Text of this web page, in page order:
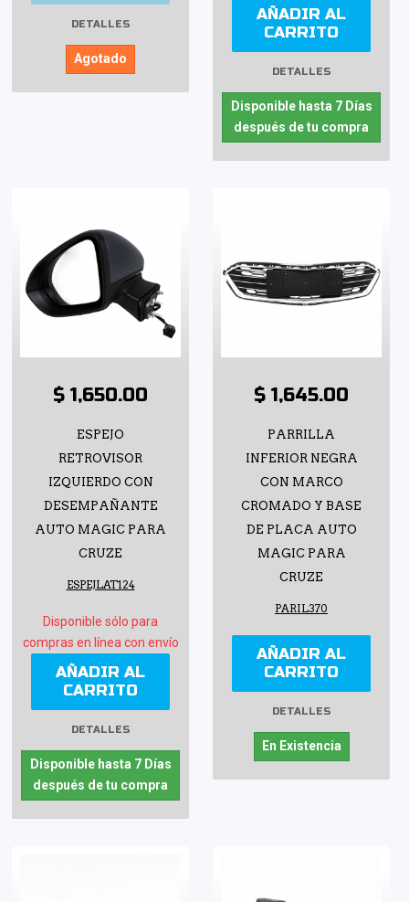
DETALLES
Agotado
AÑADIR AL
CARRITO
DETALLES
Disponible hasta 7 Días
después de tu compra
$ 1,650.00
ESPEJO
RETROVISOR
IZQUIERDO CON
DESEMPAÑANTE
AUTO MAGIC PARA
CRUZE
ESPEJLAT124
Disponible sólo para
compras en línea con envío
AÑADIR AL
CARRITO
DETALLES
Disponible hasta 7 Días
después de tu compra
$ 1,645.00
PARRILLA
INFERIOR NEGRA
CON MARCO
CROMADO Y BASE
DE PLACA AUTO
MAGIC PARA
CRUZE
PARIL370
AÑADIR AL
CARRITO
DETALLES
En Existencia